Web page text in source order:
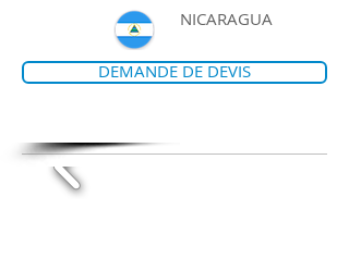
NICARAGUA
DEMANDE DE DEVIS